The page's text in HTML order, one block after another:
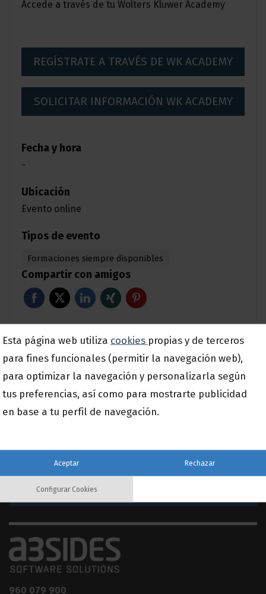
Accede a través de tu Wolters Kluwer Academy
REGÍSTRATE A TRAVÉS DE WK ACADEMY
SOLICITAR INFORMACIÓN WK ACADEMY
Fecha y hora
-
Ubicación
Evento online
Tipos de evento
Formaciones siempre disponibles
Compartir con amigos
Suscríbete a nuestra newsletter
Email
960 079 900
Esta página web utiliza cookies propias y de terceros
para fines funcionales (permitir la navegación web),
para optimizar la navegación y personalizarla según
tus preferencias, así como para mostrarte publicidad
en base a tu perfil de navegación.
Aceptar Rechazar
Configurar Cookies